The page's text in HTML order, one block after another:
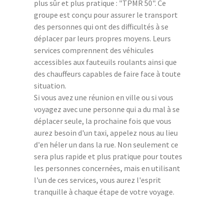
plus sûr et plus pratique : "TPMR 50". Ce
groupe est conçu pour assurer le transport
des personnes qui ont des difficultés à se
déplacer par leurs propres moyens. Leurs
services comprennent des véhicules
accessibles aux fauteuils roulants ainsi que
des chauffeurs capables de faire face à toute
situation.
Si vous avez une réunion en ville ou si vous
voyagez avec une personne qui a du mal à se
déplacer seule, la prochaine fois que vous
aurez besoin d'un taxi, appelez nous au lieu
d'en héler un dans la rue. Non seulement ce
sera plus rapide et plus pratique pour toutes
les personnes concernées, mais en utilisant
l'un de ces services, vous aurez l'esprit
tranquille à chaque étape de votre voyage.